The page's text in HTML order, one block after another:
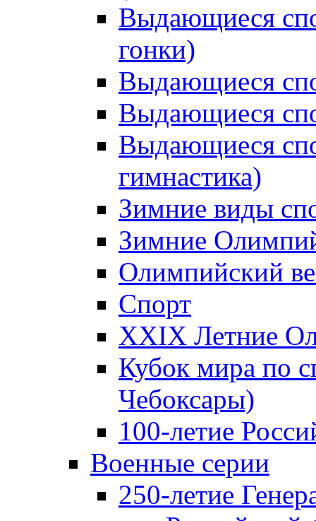
Выдающиеся
гонки)
Выдающиеся
Выдающиеся
Выдающиеся
гимнастика)
Зимние виды
Зимние
Олимпийский
Спорт
XXIX Летние
Кубок мира по
Чебоксары)
100-летие
Военные серии
250-летие